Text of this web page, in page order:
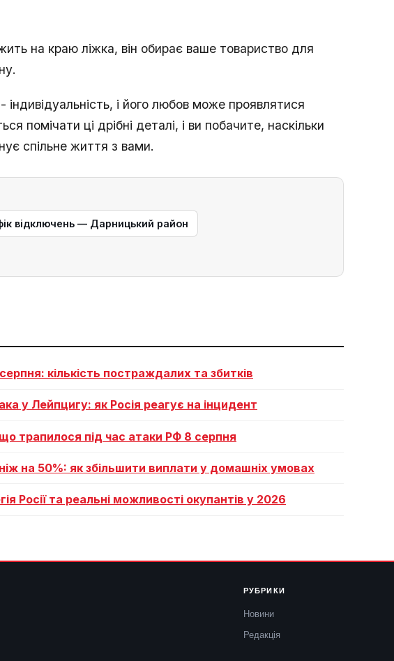
на краю ліжка, він обирає ваше товариство для
і його любов може проявлятися
помічати ці дрібні деталі, і ви побачите, наскільки
спільне життя з вами.
відключень — Дарницький район
кількість постраждалих та збитків
у Лейпцигу: як Росія реагує на інцидент
трапилося під час атаки РФ 8 серпня
на 50%: як збільшити виплати у домашніх умовах
Росії та реальні можливості окупантів у 2026
РУБРИКИ
Новини
Редакція